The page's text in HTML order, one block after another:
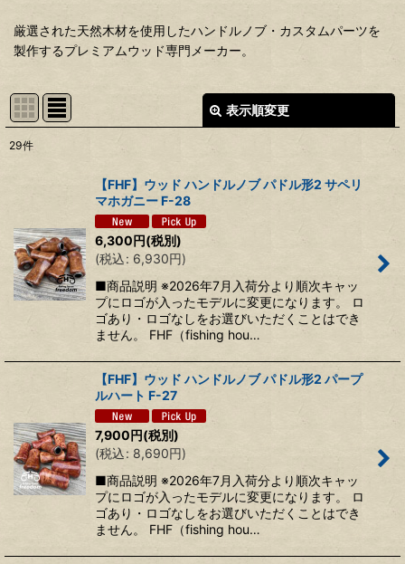
厳選された天然木材を使用したハンドルノブ・カスタムパーツを
製作するプレミアムウッド専門メーカー。
表示順変更
絞り込む
29件
【FHF】ウッド ハンドルノブ パドル形2 サペリ
マホガニー F-28
6,300円(税別)
(税込: 6,930円)
■商品説明 ※2026年7月入荷分より順次キャッ
プにロゴが入ったモデルに変更になります。 ロ
ゴあり・ロゴなしをお選びいただくことはでき
ません。 FHF（fishing hou…
【FHF】ウッド ハンドルノブ パドル形2 パープ
ルハート F-27
7,900円(税別)
(税込: 8,690円)
■商品説明 ※2026年7月入荷分より順次キャッ
プにロゴが入ったモデルに変更になります。 ロ
ゴあり・ロゴなしをお選びいただくことはでき
ません。 FHF（fishing hou…